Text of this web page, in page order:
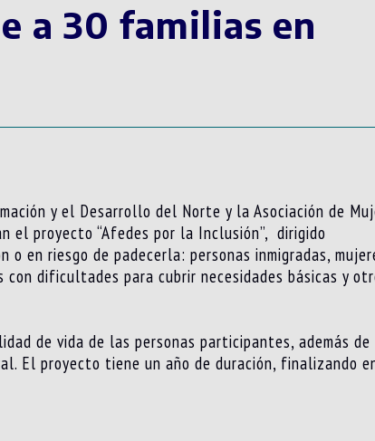
a 30 familias en
y el Desarrollo del Norte y la Asociación de
el proyecto “Afedes por la Inclusión”, dirigido
en riesgo de padecerla: personas inmigradas,
dificultades para cubrir necesidades básicas y
de vida de las personas participantes, además de
El proyecto tiene un año de duración, finalizando